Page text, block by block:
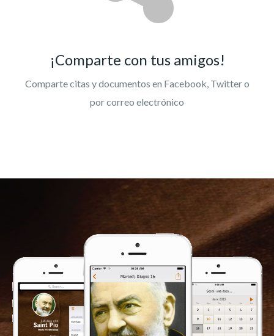
¡Comparte con tus amigos!
Comparte citas y documentos en Facebook, Twitter o
por correo electrónico